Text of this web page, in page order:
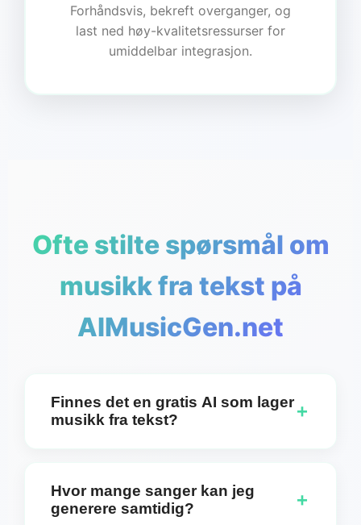
Forhåndsvis, bekreft overganger, og
last ned høy-kvalitetsressurser for
umiddelbar integrasjon.
Ofte stilte spørsmål om
musikk fra tekst på
AIMusicGen.net
Finnes det en gratis AI som lager
musikk fra tekst?
+
Musikk fra tekst-generator. Vår AI-teknologi
konverterer teksten din til vakker musikk uten
Hvor mange sanger kan jeg
generere samtidig?
+